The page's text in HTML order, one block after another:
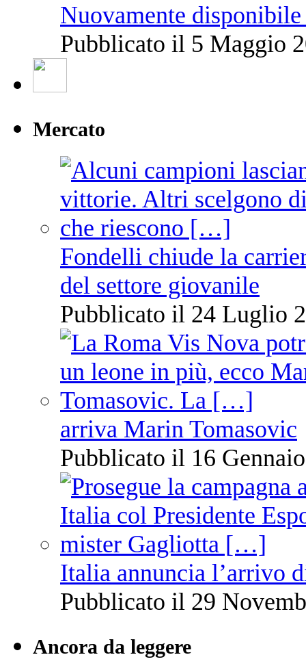
Nuovamente
Pubblicato il 5 Maggio
Mercato
Fondelli chiude la
del settore giovanile
Pubblicato il 24 Luglio
arriva Marin Tomasovic
Pubblicato il 16
Italia annuncia l’arrivo
Pubblicato il 29
Ancora da leggere